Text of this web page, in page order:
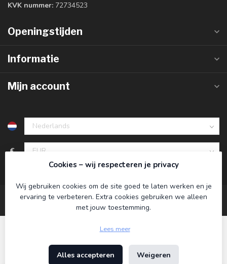
KVK nummer: 72734523
Openingstijden
Informatie
Mijn account
€
© Copyright 2026 Koning Bamboe - Powered by
Cookies – wij respecteren je privacy
Wij gebruiken cookies om de site goed te laten werken en je
ervaring te verbeteren. Extra cookies gebruiken we alleen
met jouw toestemming.
Lees meer
Alles accepteren Weigeren